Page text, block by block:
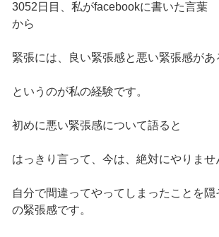
3052日目、私がfacebookに書いた言葉
から
緊張には、良い緊張感と悪い緊張感があ
というのが私の経験です。
初めに悪い緊張感について語ると
はっきり言って、今は、絶対にやりませ
自分で間違ってやってしまったことを隠
の緊張感です。